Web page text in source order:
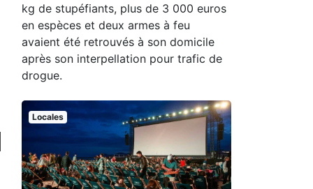
kg de stupéfiants, plus de 3 000 euros
en espèces et deux armes à feu
avaient été retrouvés à son domicile
après son interpellation pour trafic de
drogue.
Locales